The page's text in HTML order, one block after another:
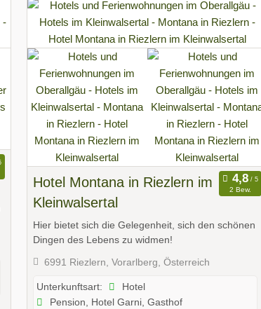
Hotel Montana in Riezlern im
Kleinwalsertal
2 Bew.
Hier bietet sich die Gelegenheit, sich den schönen
Dingen des Lebens zu widmen!
6991 Riezlern, Vorarlberg, Österreich
Unterkunftsart:
Hotel
Pension, Hotel Garni, Gasthof